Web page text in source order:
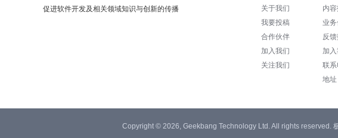
促进软件开发及相关领域知识与创新的传播
关于我们
我要投稿
合作伙伴
加入我们
关注我们
内
业
反
加
联
地
Copyright © 2026, Geekbang Technology Ltd. All rights reserved.